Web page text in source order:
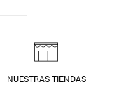
NUESTRAS TIENDAS